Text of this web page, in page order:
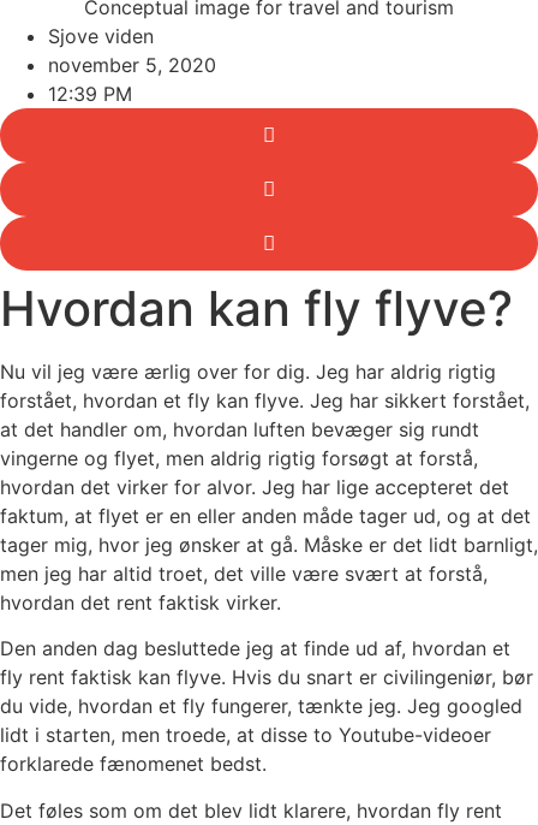
Sjove viden
november 5, 2020
12:39 PM
Hvordan kan fly flyve?
Nu vil jeg være ærlig over for dig. Jeg har aldrig rigtig
forstået, hvordan et fly kan flyve. Jeg har sikkert forstået,
at det handler om, hvordan luften bevæger sig rundt
vingerne og flyet, men aldrig rigtig forsøgt at forstå,
hvordan det virker for alvor. Jeg har lige accepteret det
faktum, at flyet er en eller anden måde tager ud, og at det
tager mig, hvor jeg ønsker at gå. Måske er det lidt barnligt,
men jeg har altid troet, det ville være svært at forstå,
hvordan det rent faktisk virker.
Den anden dag besluttede jeg at finde ud af, hvordan et
fly rent faktisk kan flyve. Hvis du snart er civilingeniør, bør
du vide, hvordan et fly fungerer, tænkte jeg. Jeg googled
lidt i starten, men troede, at disse to Youtube-videoer
forklarede fænomenet bedst.
Det føles som om det blev lidt klarere, hvordan fly rent